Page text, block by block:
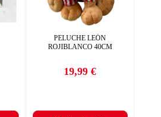
PELUCHE LEÓN
ROJIBLANCO 40CM
Precio
19,99 €